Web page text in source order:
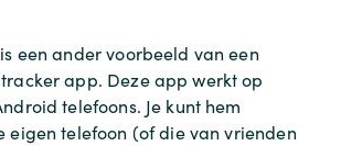
is een ander voorbeeld van een
app. Deze app werkt op
telefoons. Je kunt hem
eigen telefoon (of die van vrienden